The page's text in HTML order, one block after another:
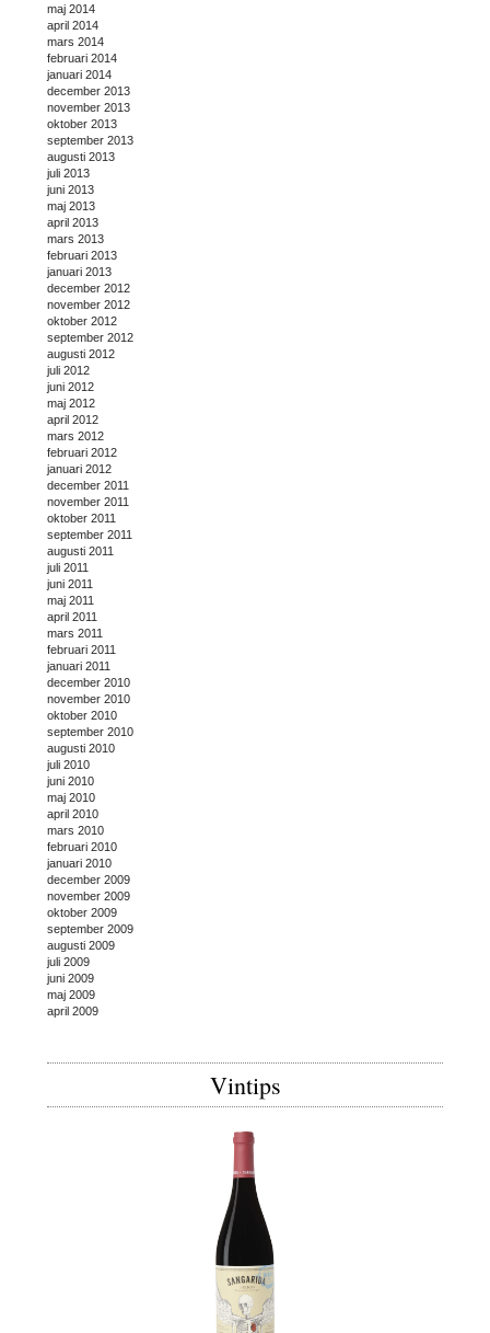
maj 2014
april 2014
mars 2014
februari 2014
januari 2014
december 2013
november 2013
oktober 2013
september 2013
augusti 2013
juli 2013
juni 2013
maj 2013
april 2013
mars 2013
februari 2013
januari 2013
december 2012
november 2012
oktober 2012
september 2012
augusti 2012
juli 2012
juni 2012
maj 2012
april 2012
mars 2012
februari 2012
januari 2012
december 2011
november 2011
oktober 2011
september 2011
augusti 2011
juli 2011
juni 2011
maj 2011
april 2011
mars 2011
februari 2011
januari 2011
december 2010
november 2010
oktober 2010
september 2010
augusti 2010
juli 2010
juni 2010
maj 2010
april 2010
mars 2010
februari 2010
januari 2010
december 2009
november 2009
oktober 2009
september 2009
augusti 2009
juli 2009
juni 2009
maj 2009
april 2009
Vintips